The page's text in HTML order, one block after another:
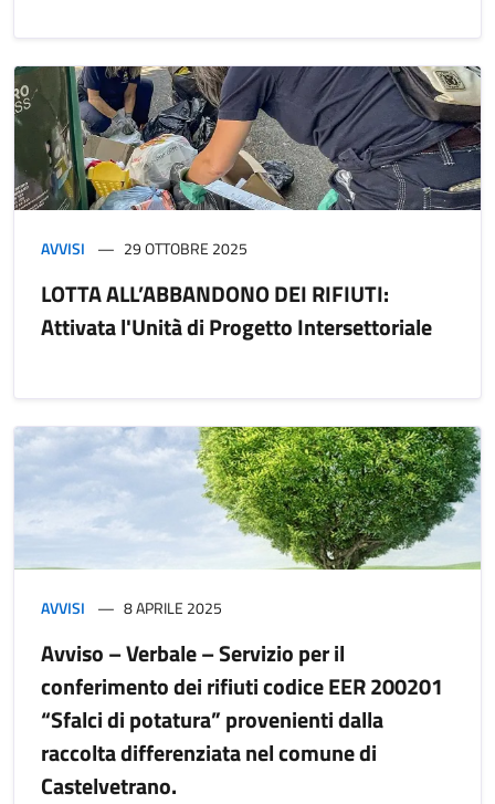
AVVISI 29 OTTOBRE 2025
LOTTA ALL’ABBANDONO DEI RIFIUTI:
Attivata l'Unità di Progetto Intersettoriale
AVVISI 8 APRILE 2025
Avviso – Verbale – Servizio per il
conferimento dei rifiuti codice EER 200201
“Sfalci di potatura” provenienti dalla
raccolta differenziata nel comune di
Castelvetrano.